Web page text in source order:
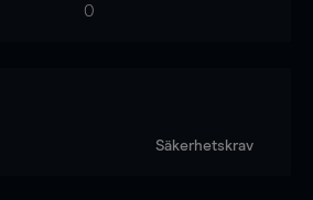
0
Säkerhetskrav